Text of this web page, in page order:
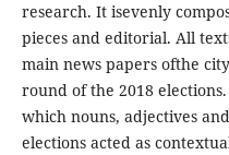
research. It isevenly
pieces and editorial. All
main news papers ofthe
round of the 2018
which nouns, adjectives
elections acted as